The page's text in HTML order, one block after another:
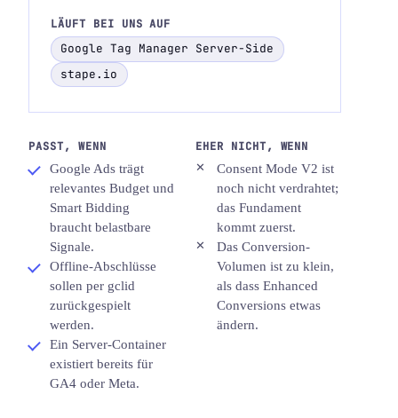
LÄUFT BEI UNS AUF
Google Tag Manager Server-Side
stape.io
PASST, WENN
Google Ads trägt
relevantes Budget und
Smart Bidding
braucht belastbare
Signale.
Offline-Abschlüsse
sollen per gclid
zurückgespielt
werden.
Ein Server-Container
existiert bereits für
GA4 oder Meta.
EHER NICHT, WENN
Consent Mode V2 ist
noch nicht verdrahtet;
das Fundament
kommt zuerst.
Das Conversion-
Volumen ist zu klein,
als dass Enhanced
Conversions etwas
ändern.